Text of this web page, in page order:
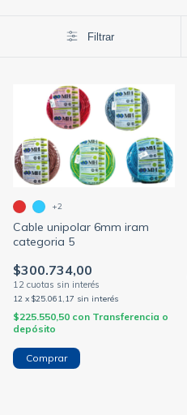
Filtrar
Cable unipolar 6mm iram
categoria 5
$300.734,00
12 x $25.061,17 sin interés
$225.550,50 con Transferencia o
depósito
+2
Comprar